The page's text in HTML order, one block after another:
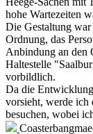
hohe Wartezeiten
Die Gestaltung
Ordnung, das
Anbindung an den
Haltestelle
vorbildlich.
Da die
vorsieht, werde ich
besuchen, wobei